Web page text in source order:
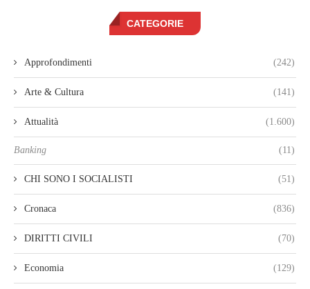
CATEGORIE
Approfondimenti (242)
Arte & Cultura (141)
Attualità (1.600)
Banking (11)
CHI SONO I SOCIALISTI (51)
Cronaca (836)
DIRITTI CIVILI (70)
Economia (129)